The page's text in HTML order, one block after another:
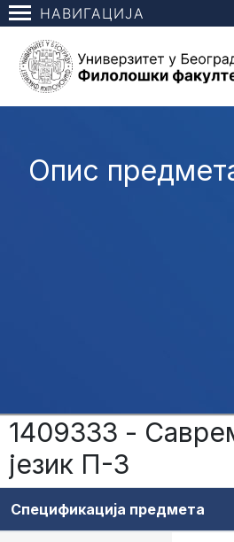
НАВИГАЦИЈА
Опис
1409333 -
језик П-3
Спецификација предмета